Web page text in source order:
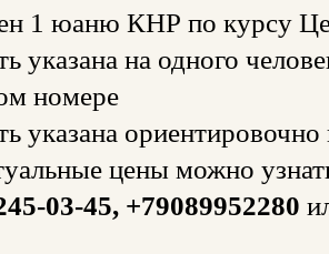
1 юаню КНР по курсу
указана на одного
номере
указана ориентировочно
цены можно
03-45, +79089952280